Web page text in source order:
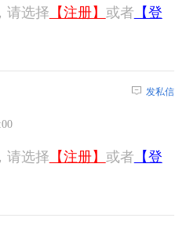
请选择 【注册】 或者 【登
发私信
请选择 【注册】 或者 【登